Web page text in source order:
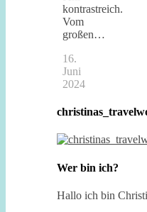
kontrastreich.
Vom
großen…
16.
Juni
2024
Wer bin ich?
Hallo ich bin